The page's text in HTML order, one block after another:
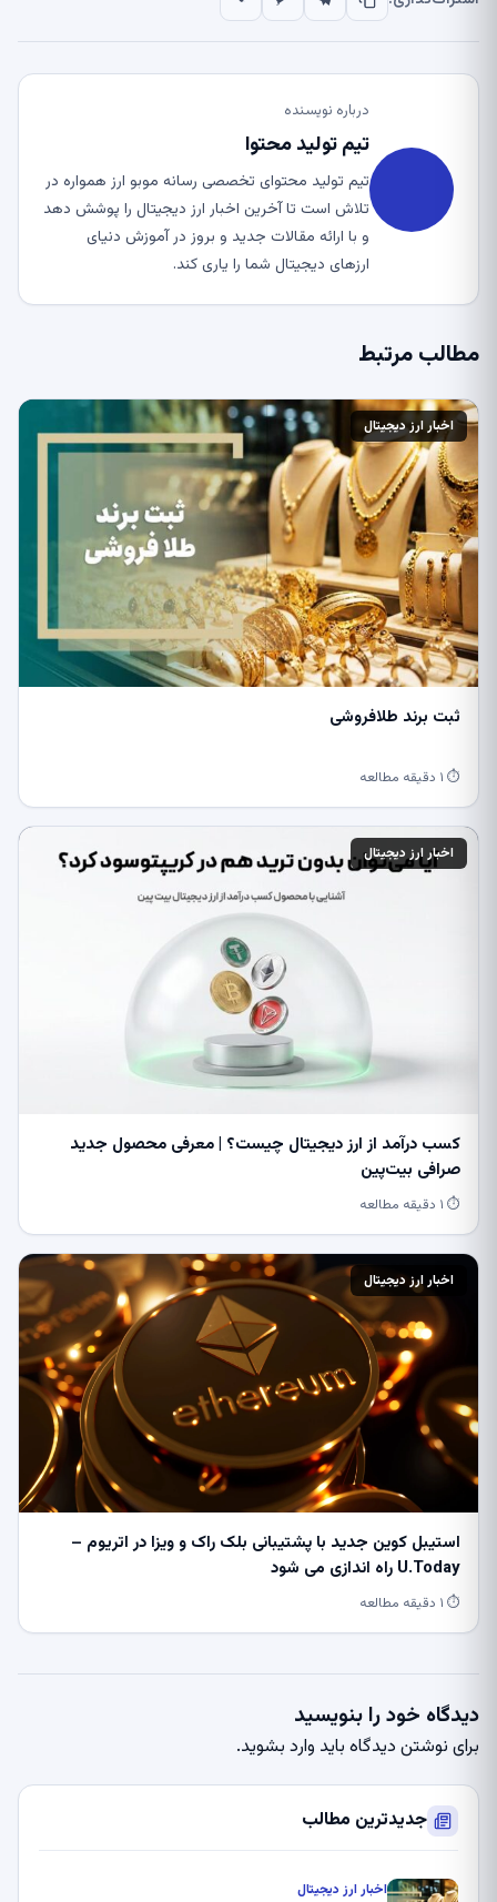
درباره نویسنده
تیم تولید محتوا
تیم تولید محتوای تخصصی رسانه موبو ارز همواره در
تلاش است تا آخرین اخبار ارز دیجیتال را پوشش دهد
و با ارائه مقالات جدید و بروز در آموزش دنیای
ارزهای دیجیتال شما را یاری کند.
مطالب مرتبط
اخبار ارز دیجیتال
ثبت برند طلافروشی
⏱ ۱ دقیقه مطالعه
اخبار ارز دیجیتال
کسب درآمد از ارز دیجیتال چیست؟ | معرفی محصول جدید
صرافی بیت‌پین
⏱ ۱ دقیقه مطالعه
اخبار ارز دیجیتال
استیبل کوین جدید با پشتیبانی بلک راک و ویزا در اتریوم –
U.Today راه اندازی می شود
⏱ ۱ دقیقه مطالعه
دیدگاه خود را بنویسید
برای نوشتن دیدگاه باید وارد بشوید.
جدیدترین مطالب
اخبار ارز دیجیتال